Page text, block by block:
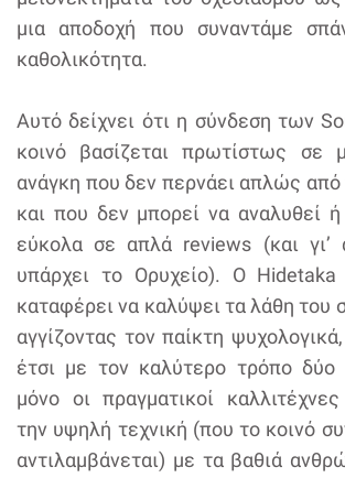
μια αποδοχή που συναντάμε
καθολικότητα.
Αυτό δείχνει ότι η σύνδεση των
κοινό βασίζεται πρωτίστως σε
ανάγκη που δεν περνάει απλώς από
και που δεν μπορεί να αναλυθεί ή
εύκολα σε απλά reviews (και γι’
υπάρχει το Ορυχείο). Ο Hidetaka
καταφέρει να καλύψει τα λάθη του
αγγίζοντας τον παίκτη
έτσι με τον καλύτερο τρόπο δύο
μόνο οι πραγματικοί
την υψηλή τεχνική (που το κοινό
αντιλαμβάνεται) με τα βαθιά